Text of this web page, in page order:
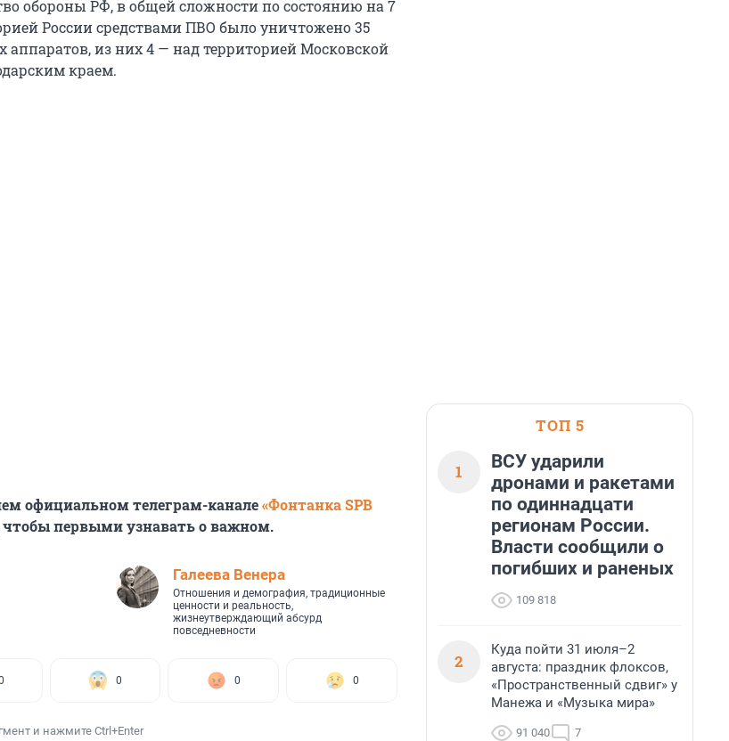
обороны РФ, в общей сложности по состоянию на 7
России средствами ПВО было уничтожено 35
аппаратов, из них 4 — над территорией Московской
краем.
официальном телеграм-канале«Фонтанка SPB
чтобы первыми узнавать о важном.
Галеева Венера
Отношения и демография, традиционные
ценности и реальность,
жизнеутверждающий абсурд
повседневности
0 0 0
и нажмите Ctrl+Enter
ТОП 5
1
ВСУ ударили
дронами и ракетами
по одиннадцати
регионам России.
Власти сообщили о
погибших и раненых
109 818
2
Куда пойти 31 июля–2
августа: праздник флоксов,
«Пространственный сдвиг» у
Манежа и «Музыка мира»
91 040 7